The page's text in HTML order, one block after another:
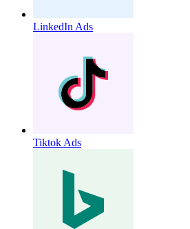
LinkedIn Ads
Tiktok Ads